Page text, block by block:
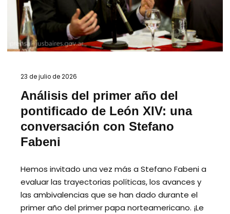
23 de julio de 2026
Análisis del primer año del
pontificado de León XIV: una
conversación con Stefano
Fabeni
Hemos invitado una vez más a Stefano Fabeni a
evaluar las trayectorias políticas, los avances y
las ambivalencias que se han dado durante el
primer año del primer papa norteamericano. ¡Le